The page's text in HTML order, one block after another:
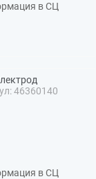
в СЦ
46360140
в СЦ